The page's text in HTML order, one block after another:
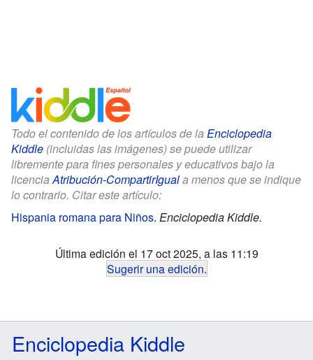
Todo el contenido de los artículos de la Enciclopedia
Kiddle (incluidas las imágenes) se puede utilizar
libremente para fines personales y educativos bajo la
licenciaAtribución-CompartirIguala menos que se indique
lo contrario. Citar este artículo:
Hispania romana para Niños. Enciclopedia Kiddle.
Última edición el 17 oct 2025, a las 11:19
Sugerir una edición.
Enciclopedia Kiddle